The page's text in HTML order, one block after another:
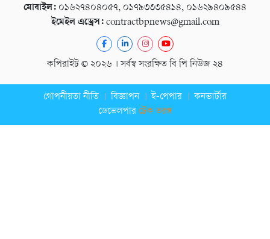
মোবাইল: ০১৬২৭৪০৪০৫৭, ০১৭৯৩৩৩৫৪১৪, ০১৬২৯৪০৯৫৪৪
ইমেইল এড্রেস:contractbpnews@gmail.com
কপিরাইট © ২০২৬ । সর্বস্ব সংরক্ষিত বি পি নিউজ ২৪
গোপনীয়তা নীতি বিজ্ঞাপন ই-পেপার
কনভার্টার
ডেভেলপার টেক তরঙ্গ